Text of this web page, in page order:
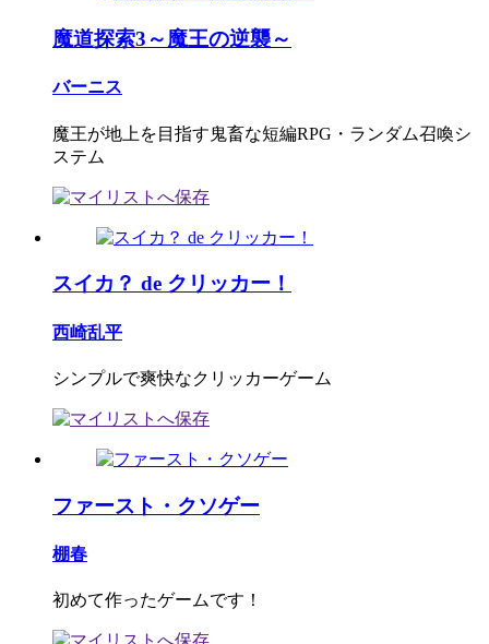
魔道探索3～魔王の逆襲～
バーニス
魔王が地上を目指す鬼畜な短編RPG・ランダム召喚シ
ステム
スイカ？ de クリッカー！
西崎乱平
シンプルで爽快なクリッカーゲーム
ファースト・クソゲー
棚春
初めて作ったゲームです！